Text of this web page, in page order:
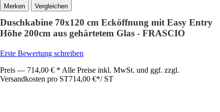
Vergleichen
Duschkabine 70x120 cm Ecköffnung mit Easy Entry
Höhe 200cm aus gehärtetem Glas - FRASCIO
Erste Bewertung schreiben
Preis — 714,00 € * Alle Preise inkl. MwSt. und ggf. zzgl.
Versandkosten pro ST714,00 €*/ ST